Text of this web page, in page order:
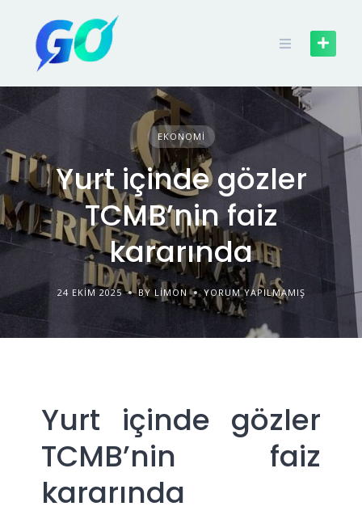
EKONOMI
Yurt içinde gözler
TCMB’nin faiz
kararında
24 EKIM 2025 BY LIMON YORUM YAPILMAMIŞ
Yurt içinde gözler
TCMB’nin faiz
kararında